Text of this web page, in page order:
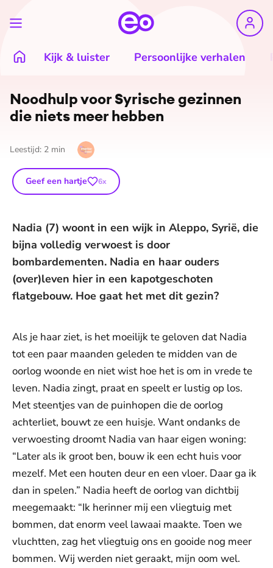
Kijk & luister Persoonlijke verhalen
Noodhulp voor Syrische gezinnen
die niets meer hebben
Leestijd: 2 min
Geef een hartje 6x
Nadia (7) woont in een wijk in Aleppo, Syrië, die
bijna volledig verwoest is door
bombardementen. Nadia en haar ouders
(over)leven hier in een kapotgeschoten
flatgebouw. Hoe gaat het met dit gezin?
Als je haar ziet, is het moeilijk te geloven dat Nadia
tot een paar maanden geleden te midden van de
oorlog woonde en niet wist hoe het is om in vrede te
leven. Nadia zingt, praat en speelt er lustig op los.
Met steentjes van de puinhopen die de oorlog
achterliet, bouwt ze een huisje. Want ondanks de
verwoesting droomt Nadia van haar eigen woning:
“Later als ik groot ben, bouw ik een echt huis voor
mezelf. Met een houten deur en een vloer. Daar ga ik
dan in spelen.” Nadia heeft de oorlog van dichtbij
meegemaakt: “Ik herinner mij een vliegtuig met
bommen, dat enorm veel lawaai maakte. Toen we
vluchtten, zag het vliegtuig ons en gooide nog meer
bommen. Wij werden niet geraakt, mijn oom wel.